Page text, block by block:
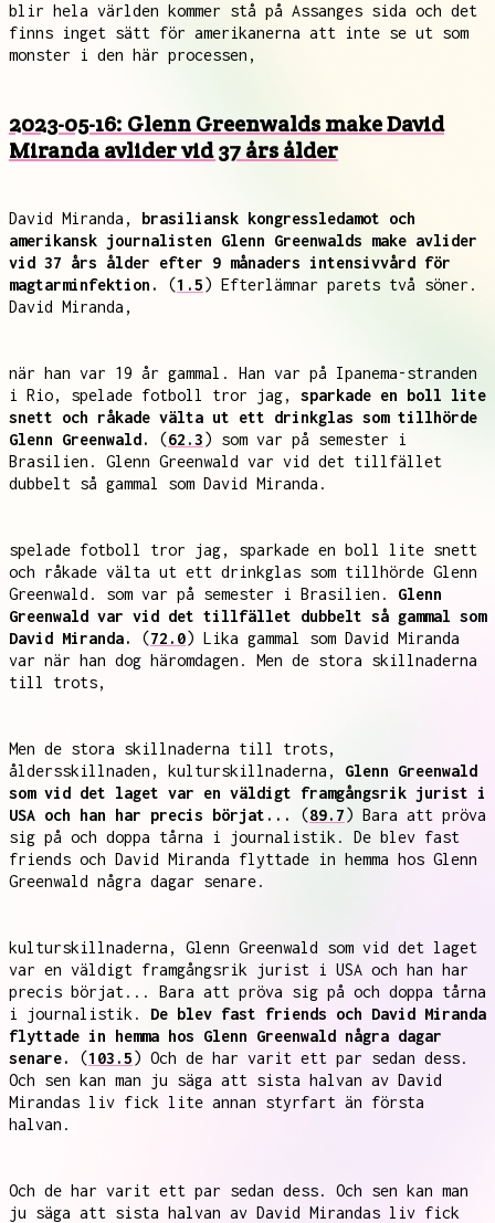
blir hela världen kommer stå på Assanges sida och det
finns inget sätt för amerikanerna att inte se ut som
monster i den här processen,
2023-05-16: Glenn Greenwalds make David
Miranda avlider vid 37 års ålder
David Miranda, brasiliansk kongressledamot och
amerikansk journalisten Glenn Greenwalds make avlider
vid 37 års ålder efter 9 månaders intensivvård för
magtarminfektion.
(1.5) Efterlämnar parets två söner.
David Miranda,
när han var 19 år gammal. Han var på Ipanema-stranden
i Rio, spelade fotboll tror jag, sparkade en boll lite
snett och råkade välta ut ett drinkglas som tillhörde
Glenn Greenwald.
(62.3) som var på semester i
Brasilien. Glenn Greenwald var vid det tillfället
dubbelt så gammal som David Miranda.
spelade fotboll tror jag, sparkade en boll lite snett
och råkade välta ut ett drinkglas som tillhörde Glenn
Greenwald. som var på semester i Brasilien. Glenn
Greenwald var vid det tillfället dubbelt så gammal som
David Miranda.
(72.0) Lika gammal som David Miranda
var när han dog häromdagen. Men de stora skillnaderna
till trots,
Men de stora skillnaderna till trots,
åldersskillnaden, kulturskillnaderna, Glenn Greenwald
som vid det laget var en väldigt framgångsrik jurist i
USA och han har precis börjat...
(89.7) Bara att pröva
sig på och doppa tårna i journalistik. De blev fast
friends och David Miranda flyttade in hemma hos Glenn
Greenwald några dagar senare.
kulturskillnaderna, Glenn Greenwald som vid det laget
var en väldigt framgångsrik jurist i USA och han har
precis börjat... Bara att pröva sig på och doppa tårna
i journalistik. De blev fast friends och David Miranda
flyttade in hemma hos Glenn Greenwald några dagar
senare.
(103.5) Och de har varit ett par sedan dess.
Och sen kan man ju säga att sista halvan av David
Mirandas liv fick lite annan styrfart än första
halvan.
Och de har varit ett par sedan dess. Och sen kan man
ju säga att sista halvan av David Mirandas liv fick